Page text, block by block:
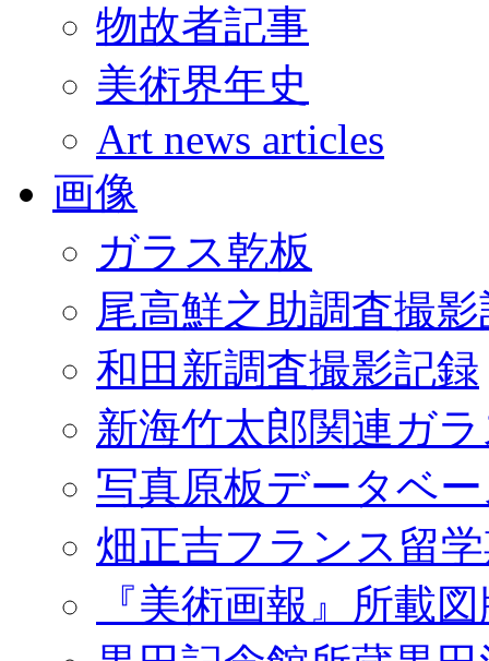
物故者記事
美術界年史
Art news articles
画像
ガラス乾板
尾高鮮之助調査撮
和田新調査撮影記録
新海竹太郎関連ガ
写真原板データベ
畑正吉フランス留
『美術画報』所載